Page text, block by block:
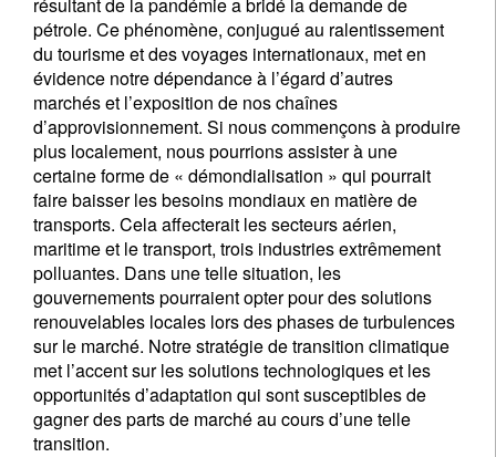
pétrole. Ce phénomène, conjugué au ralentissement
du tourisme et des voyages internationaux, met en
évidence notre dépendance à l’égard d’autres
marchés et l’exposition de nos chaînes
d’approvisionnement. Si nous commençons à produire
plus localement, nous pourrions assister à une
certaine forme de « démondialisation » qui pourrait
faire baisser les besoins mondiaux en matière de
transports. Cela affecterait les secteurs aérien,
maritime et le transport, trois industries extrêmement
polluantes. Dans une telle situation, les
gouvernements pourraient opter pour des solutions
renouvelables locales lors des phases de turbulences
sur le marché. Notre stratégie de transition climatique
met l’accent sur les solutions technologiques et les
opportunités d’adaptation qui sont susceptibles de
gagner des parts de marché au cours d’une telle
transition.